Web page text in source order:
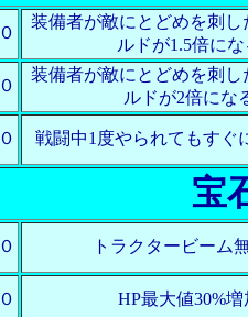
０
装備者が敵にとどめを刺し
ルドが1.5倍にな
０
装備者が敵にとどめを刺し
ルドが2倍にな
０ 戦闘中1度やられてもすぐ
宝
０ トラクタービーム
０ HP最大値30%増